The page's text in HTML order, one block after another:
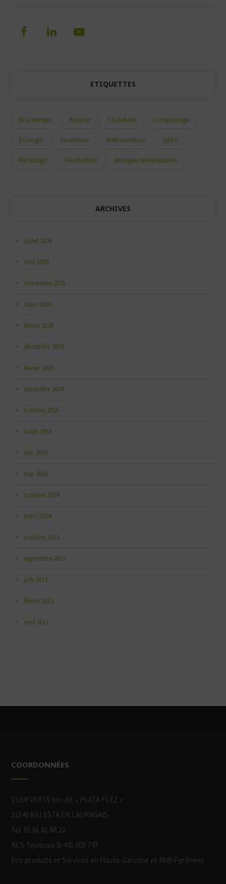
ETIQUETTES
Bois énergie Broyeur Chaudière Compostage
Ecologie Fourniture Méthanisation QBEO
Recyclage Valorisation énergies renouvelables
ARCHIVES
juillet 2026
avril 2026
novembre 2020
mars 2020
février 2020
décembre 2019
février 2019
décembre 2018
octobre 2016
juillet 2016
juin 2016
mai 2016
octobre 2014
mars 2014
octobre 2013
septembre 2013
juin 2013
février 2013
avril 2011
COORDONNÉES
CLER VERTS lieu dit « PLATA FLEZ »
31540 BELESTA EN LAURAGAIS
Tél. 05 61 81 68 22
RCS Toulouse B 445 005 747
Eco-produits et Services en Haute-Garonne et Midi-Pyrénées